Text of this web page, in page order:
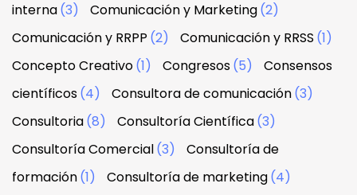
interna(3) Comunicación y Marketing(2)
Comunicación y RRPP (2) Comunicación y RRSS (1)
Concepto Creativo(1) Congresos(5)
Consensos
científicos(4) Consultora de comunicación(3)
Consultoria(8) Consultoría Científica(3)
Consultoría Comercial(3)
Consultoría de
formación(1) Consultoría de marketing(4)